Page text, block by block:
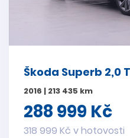
Škoda Superb 2,0
2016 | 213 435 km
288 999 Kč
318 999 Kč v hotovosti